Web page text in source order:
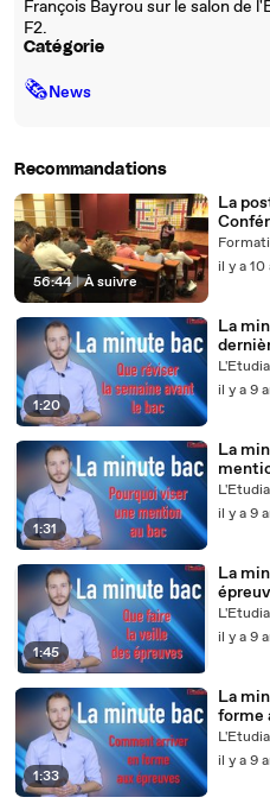
François Bayrou sur le salon de
F2.
Catégorie
🗞News
Recommandations
56:44 | À suivre
La
il y a 10
1:20
La
il y a 9
1:31
La
il y a 9
1:45
La
il y a 9
1:33
La
forme
il y a 9